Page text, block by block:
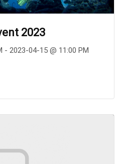
2023
- 2023-04-15 @ 11:00 PM